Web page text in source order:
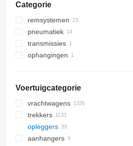
Categorie
remsystemen
remklauwen
remcilinder membranen
pneumatiek
EBS modulatoren
pneumatische kleppen
transmissies
koppelingshoofdcilinders
ophangingen
Voertuigcategorie
vrachtwagens
trekkers
opleggers
aanhangers